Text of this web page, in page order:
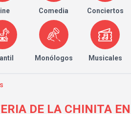
Comedia Conciertos
Monólogos Musicales
DE LA CHINITA